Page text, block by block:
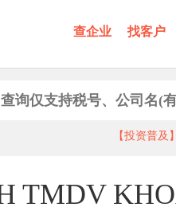
查企业 找客户
【投资普
TMDV